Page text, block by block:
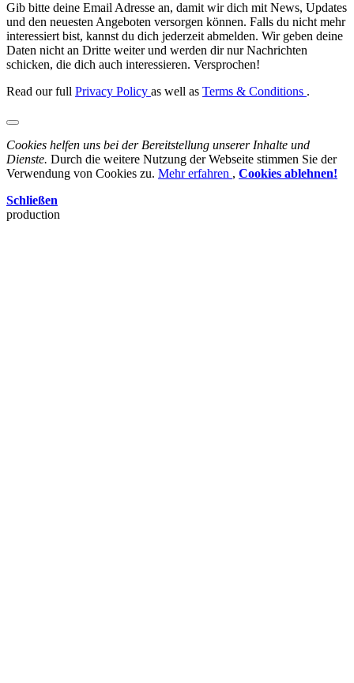
Gib bitte deine Email Adresse an, damit wir dich mit News, Updates
und den neuesten Angeboten versorgen können. Falls du nicht mehr
interessiert bist, kannst du dich jederzeit abmelden. Wir geben deine
Daten nicht an Dritte weiter und werden dir nur Nachrichten
schicken, die dich auch interessieren. Versprochen!
Read our full Privacy Policy as well as Terms & Conditions .
Cookies helfen uns bei der Bereitstellung unserer Inhalte und
Dienste. Durch die weitere Nutzung der Webseite stimmen Sie der
Verwendung von Cookies zu. Mehr erfahren , Cookies ablehnen!
Schließen
production